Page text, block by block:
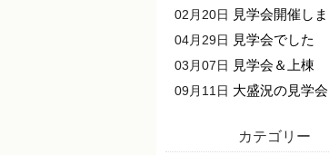
02月20日 見学会開催し
04月29日 見学会でした
03月07日 見学会＆上棟
09月11日 大盛況の見学
カテゴリー